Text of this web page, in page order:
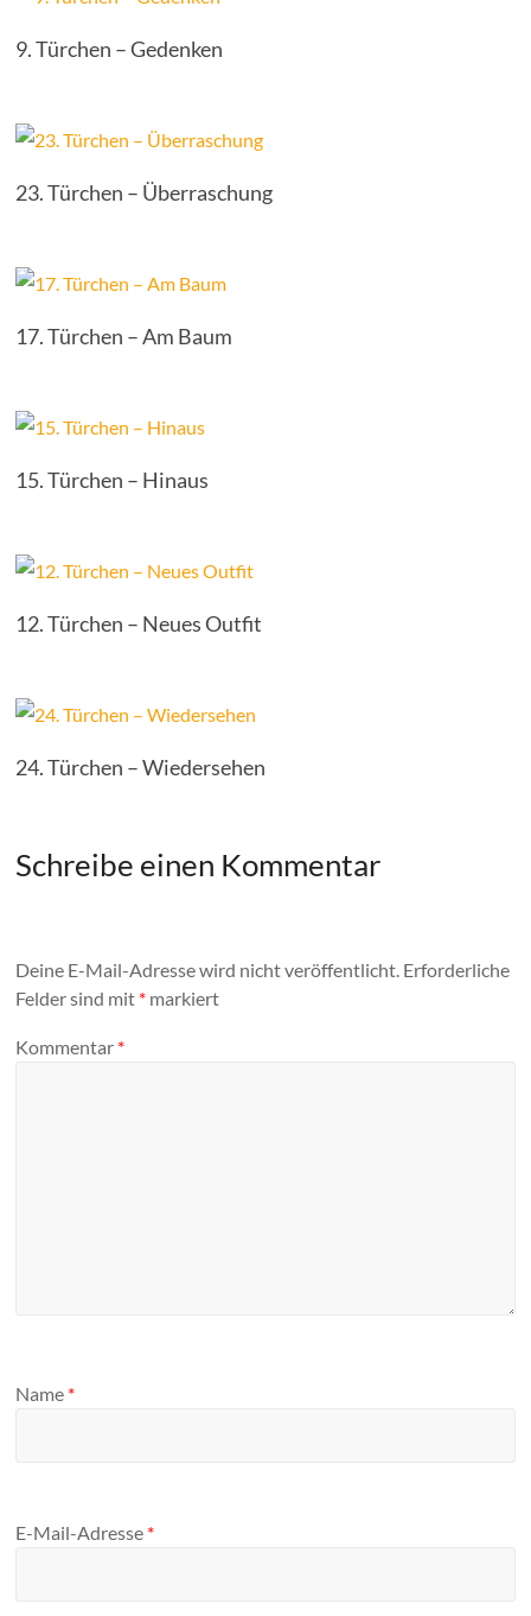
9. Türchen – Gedenken
23. Türchen – Überraschung
17. Türchen – Am Baum
15. Türchen – Hinaus
12. Türchen – Neues Outfit
24. Türchen – Wiedersehen
Schreibe einen Kommentar
Deine E-Mail-Adresse wird nicht veröffentlicht. Erforderliche
Felder sind mit * markiert
Kommentar *
Name *
E-Mail-Adresse *